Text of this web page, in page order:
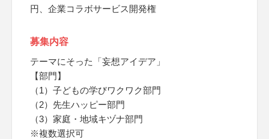
円、企業コラボサービス開発権
募集内容
テーマにそった「妄想アイデア」
【部門】
（1）子どもの学びワクワク部門
（2）先生ハッピー部門
（3）家庭・地域キヅナ部門
※複数選択可